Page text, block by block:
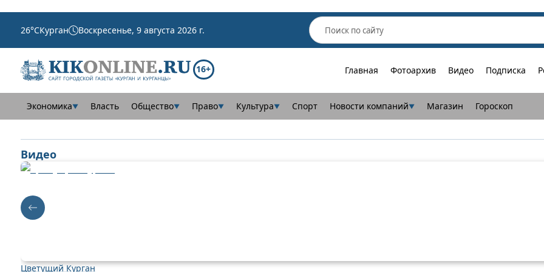
26°CКурган Воскресенье, 9 августа 2026 г.
16+ Главная Фотоархив Видео Подписка
Экономика▼ Власть Общество▼ Право▼ Культура▼ Спорт Новости компаний▼ Магазин Гороскоп
Видео
Цветущий Курган